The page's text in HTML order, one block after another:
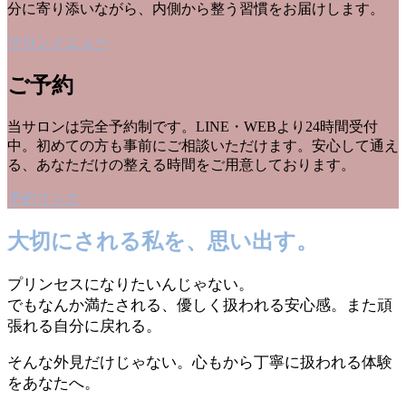
分に寄り添いながら、内側から整う習慣をお届けします。
サロンメニュー
ご予約
当サロンは完全予約制です。LINE・WEBより24時間受付
中。初めての方も事前にご相談いただけます。安心して通え
る、あなただけの整える時間をご用意しております。
予約リンク
大切にされる私を、思い出す。
プリンセスになりたいんじゃない。
でもなんか満たされる、優しく扱われる安心感。また頑
張れる自分に戻れる。
そんな外見だけじゃない。心もから丁寧に扱われる体験
をあなたへ。